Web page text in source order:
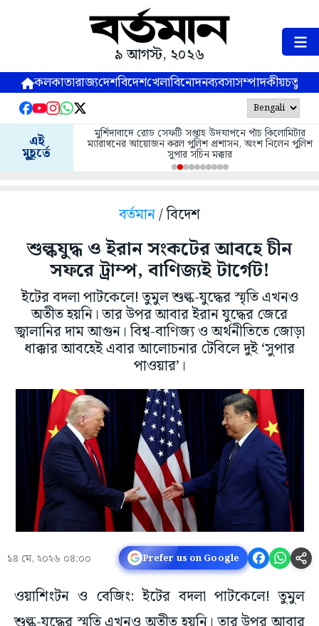
৯ আগস্ট, ২০২৬
কলকাতারাজ্যদেশবিদেশখেলাবিনোদনব্যবসাসম্পাদকীয়
এই
মুহূর্তে
মুর্শিদাবাদে রোড সেফটি সপ্তাহ উদযাপনে পাঁচ কিলোমিটার
ম্যারাথনের আয়োজন করল পুলিশ প্রশাসন, অংশ নিলেন পুলিশ
সুপার সচিন মক্কার
বর্তমান/ বিদেশ
শুল্কযুদ্ধ ও ইরান সংকটের আবহে চীন
সফরে ট্রাম্প, বাণিজ্যই টার্গেট!
ইটের বদলা পাটকেলে! তুমুল শুল্ক-যুদ্ধের স্মৃতি এখনও
অতীত হয়নি। তার উপর আবার ইরান যুদ্ধের জেরে
জ্বালানির দাম আগুন। বিশ্ব-বাণিজ্য ও অর্থনীতিতে জোড়া
ধাক্কার আবহেই এবার আলোচনার টেবিলে দুই ‘সুপার
পাওয়ার’।
১৪ মে, ২০২৬ ০৪:০০ Prefer us on Google
ওয়াশিংটন ও বেজিং: ইটের বদলা পাটকেলে! তুমুল